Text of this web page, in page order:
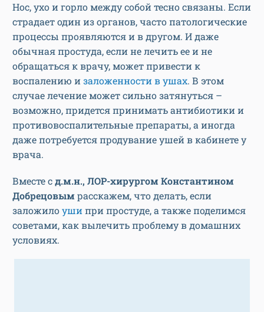
Нос, ухо и горло между собой тесно связаны. Если
страдает один из органов, часто патологические
процессы проявляются и в другом. И даже
обычная простуда, если не лечить ее и не
обращаться к врачу, может привести к
воспалению изаложенности в ушах. В этом
случае лечение может сильно затянуться –
возможно, придется принимать антибиотики и
противовоспалительные препараты, а иногда
даже потребуется продувание ушей в кабинете у
врача.
Вместе сд.м.н., ЛОР-хирургом Константином
Добрецовым расскажем, что делать, если
заложилоушипри простуде, а также поделимся
советами, как вылечить проблему в домашних
условиях.